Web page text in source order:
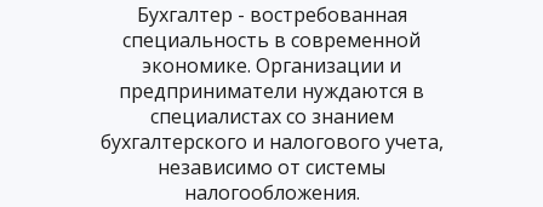
Бухгалтер - востребованная
специальность в современной
экономике. Организации и
предприниматели нуждаются в
специалистах со знанием
бухгалтерского и налогового учета,
независимо от системы
налогообложения.